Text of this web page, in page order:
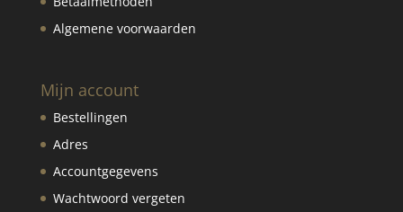
Algemene voorwaarden
Mijn account
Bestellingen
Adres
Accountgegevens
Wachtwoord vergeten